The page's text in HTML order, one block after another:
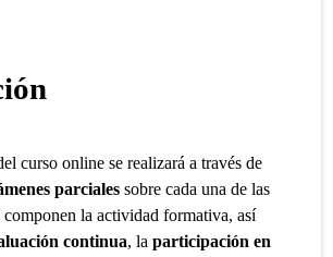
curso online se realizará a través de
parciales sobre cada una de las
componen la actividad formativa, así
continua, laparticipación en